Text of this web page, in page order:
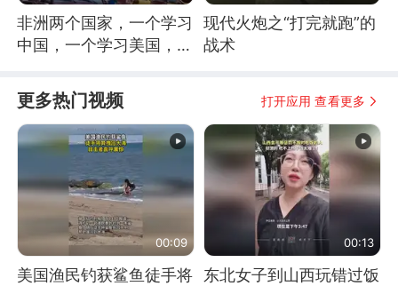
非洲两个国家，一个学习
中国，一个学习美国，结
现代火炮之“打完就跑”的
战术
更多热门视频 打开应用 查看更多
00:09
美国渔民钓获鲨鱼徒手将
00:13
东北女子到山西玩错过饭